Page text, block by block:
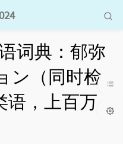
词典：郁弥
ン（同时检
语，上百万